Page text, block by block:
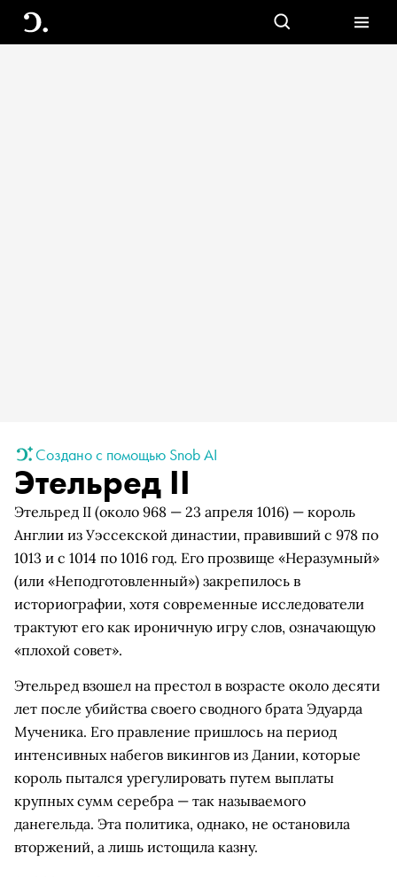
Создано с помощью Snob AI
Этельред II
Этельред II (около 968 — 23 апреля 1016) — король
Англии из Уэссекской династии, правивший с 978 по
1013 и с 1014 по 1016 год. Его прозвище «Неразумный»
(или «Неподготовленный») закрепилось в
историографии, хотя современные исследователи
трактуют его как ироничную игру слов, означающую
«плохой совет».
Этельред взошел на престол в возрасте около десяти
лет после убийства своего сводного брата Эдуарда
Мученика. Его правление пришлось на период
интенсивных набегов викингов из Дании, которые
король пытался урегулировать путем выплаты
крупных сумм серебра — так называемого
данегельда. Эта политика, однако, не остановила
вторжений, а лишь истощила казну.